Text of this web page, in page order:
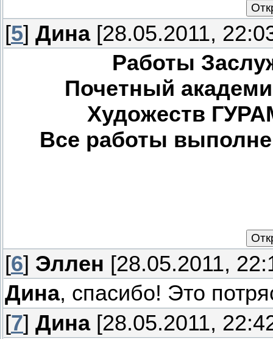
[5] Дина[28.05.2011,
Работы
Почетный
Художеств
Все работы
[6] Эллен [28.05.2011,
Дина, спасибо! Это
[7] Дина[28.05.2011,